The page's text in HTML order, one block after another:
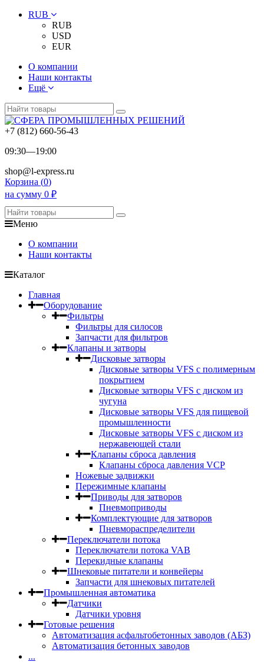
RUB
RUB
USD
EUR
О компании
Наши контакты
Ещё
+7 (812) 660-56-43
09:30—19:00
shop@l-express.ru
Корзина (0)
на сумму 0 ₽
Меню
О компании
Наши контакты
Каталог
Главная
Оборудование
Фильтры
Фильтры для силосов
Запчасти для фильтров
Клапаны и затворы
Дисковые затворы
Дисковые затворы VFS c полимерным
покрытием
Дисковые затворы VFS с диском из
чугуна
Дисковые затворы VFS для пищевой
промышленности
Дисковые затворы VFS с диском из
нержавеющей стали
Клапаны сброса давления
Клапаны сброса давления VCP
Ножевые задвижки
Пережимные клапаны
Приводы для затворов
Пневмоприводы
Комплектующие для затворов
Пневмораспределители
Переключатели потока
Переключатели потока VAB
Перекидные клапаны
Шнековые питатели и конвейеры
Запчасти для шнековых питателей
Промышленная автоматика
Датчики
Датчики уровня
Готовые решения
Автоматизация асфальтобетонных заводов (АБЗ)
Автоматизация бетонных заводов
...